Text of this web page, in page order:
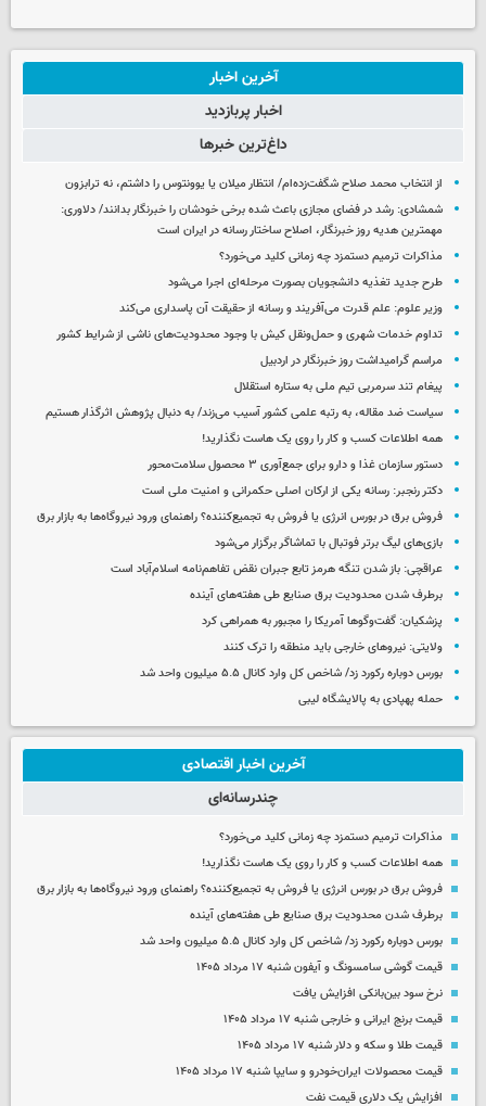
آخرین اخبار
اخبار پربازدید
داغ‌ترین خبرها
از انتخاب محمد صلاح شگفت‌زده‌ام/ انتظار میلان یا یوونتوس را داشتم، نه ترابزون
شمشادی: رشد در فضای مجازی باعث شده برخی خودشان را خبرنگار بدانند/ دلاوری:
مهمترین هدیه‌ روز خبرنگار، اصلاح ساختار رسانه در ایران است
مذاکرات ترمیم دستمزد چه زمانی کلید می‌خورد؟
طرح جدید تغذیه دانشجویان بصورت مرحله‌ای اجرا می‌شود
وزیر علوم: علم قدرت می‌آفریند و رسانه از حقیقت آن پاسداری می‌کند
تداوم خدمات شهری و حمل‌ونقل کیش با وجود محدودیت‌های ناشی از شرایط کشور
مراسم گرامیداشت روز خبرنگار در اردبیل
پیغام تند سرمربی تیم ملی به ستاره استقلال
سیاست ضد مقاله، به رتبه علمی کشور آسیب می‌زند/ به دنبال پژوهش اثرگذار هستیم
همه اطلاعات کسب‌ و کار را روی یک هاست نگذارید!
دستور سازمان غذا و دارو برای جمع‌آوری ۳ محصول سلامت‌محور
دکتر رنجبر: رسانه یکی از ارکان اصلی حکمرانی و امنیت ملی است
فروش برق در بورس انرژی یا فروش به تجمیع‌کننده؟ راهنمای ورود نیروگاه‌ها به بازار برق
بازی‌های لیگ برتر فوتبال با تماشاگر برگزار می‌شود
عراقچی: باز شدن تنگه هرمز تابع جبران نقض تفاهم‌نامه اسلام‌آباد است
برطرف شدن محدودیت‌ برق صنایع طی هفته‌های آینده
پزشکیان: گفت‌وگوها آمریکا را مجبور به همراهی کرد
ولایتی: نیروهای خارجی باید منطقه را ترک کنند
بورس دوباره رکورد زد/ شاخص کل وارد کانال ۵.۵ میلیون واحد شد
حمله پهپادی به پالایشگاه لیبی
آخرین اخبار اقتصادی
چندرسانه‌ای
مذاکرات ترمیم دستمزد چه زمانی کلید می‌خورد؟
همه اطلاعات کسب‌ و کار را روی یک هاست نگذارید!
فروش برق در بورس انرژی یا فروش به تجمیع‌کننده؟ راهنمای ورود نیروگاه‌ها به بازار برق
برطرف شدن محدودیت‌ برق صنایع طی هفته‌های آینده
بورس دوباره رکورد زد/ شاخص کل وارد کانال ۵.۵ میلیون واحد شد
قیمت گوشی سامسونگ و آیفون شنبه ۱۷ مرداد ۱۴۰۵
نرخ سود بین‌بانکی افزایش یافت
قیمت برنج ایرانی و خارجی شنبه ۱۷ مرداد ۱۴۰۵
قیمت طلا و سکه و دلار شنبه ۱۷ مرداد ۱۴۰۵
قیمت محصولات ایران‌خودرو و سایپا شنبه ۱۷ مرداد ۱۴۰۵
افزایش یک دلاری قیمت نفت